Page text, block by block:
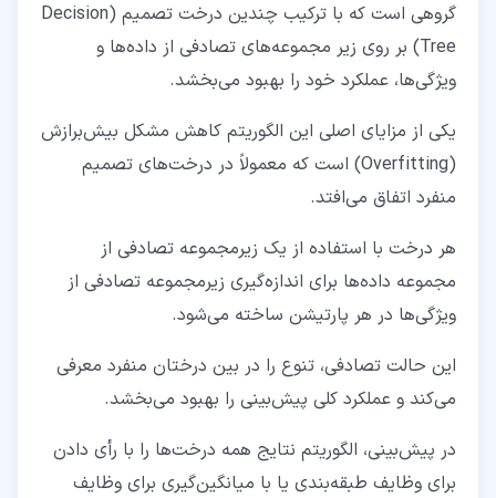
۸‏- غلبه بر چالش‌ها در مدل‌سازی تصادفی جنگل
۸‏-‏۳‏- برخورد با داده‌های نامتعادل
۸‏-‏۴‏- تعریف مدل‌های پیچیده
۸‏-‏۵‏- مدیریت استفاده از حافظه
۹‏- روندهای آینده در جنگل تصادفی
گروهی است که با ترکیب چندین درخت تصمیم (Decision
Tree) بر روی زیر مجموعه‌های تصادفی از داده‌ها و
ویژگی‌ها، عملکرد خود را بهبود می‌بخشد.
یکی از مزایای اصلی این الگوریتم کاهش مشکل بیش‌برازش
(Overfitting) است که معمولاً در درخت‌های تصمیم
منفرد اتفاق می‌افتد.
هر درخت با استفاده از یک زیرمجموعه تصادفی از
مجموعه داده‌ها برای اندازه‌گیری زیرمجموعه تصادفی از
ویژگی‌ها در هر پارتیشن ساخته می‌شود.
این حالت تصادفی، تنوع را در بین درختان منفرد معرفی
می‌کند و عملکرد کلی پیش‌بینی را بهبود می‌بخشد.
در پیش‌بینی، الگوریتم نتایج همه درخت‌ها را با رأی‌ دادن
برای وظایف طبقه‌بندی یا با میانگین‌گیری برای وظایف